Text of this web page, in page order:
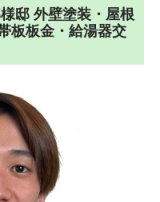
邸 外壁塗装・屋根
板板金・給湯器交